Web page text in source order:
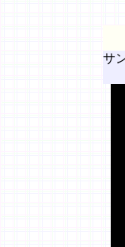
サ